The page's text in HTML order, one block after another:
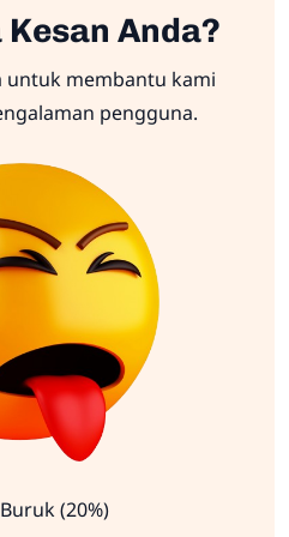
Anda?
untuk membantu kami
pengguna.
(20%)